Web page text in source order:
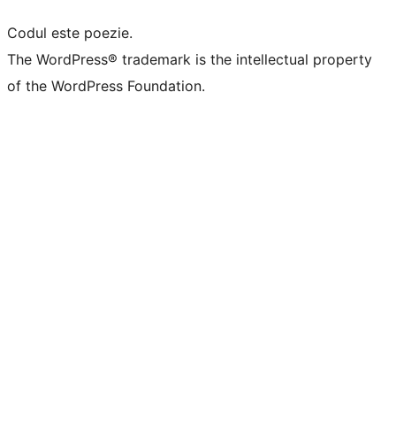
Codul este poezie.
The WordPress® trademark is the intellectual property
of the WordPress Foundation.